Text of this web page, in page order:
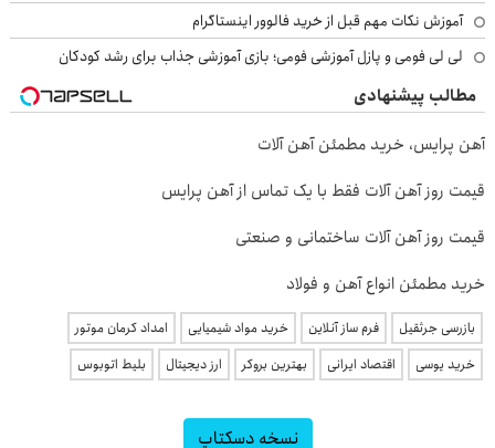
آموزش نکات مهم قبل از خرید فالوور اینستاگرام
لی لی فومی و پازل آموزشی فومی؛ بازی آموزشی جذاب برای رشد کودکان
مطالب پیشنهادی
آهن پرایس، خرید مطمئن آهن آلات
قیمت روز آهن آلات فقط با یک تماس از آهن پرایس
قیمت روز آهن آلات ساختمانی و صنعتی
خرید مطمئن انواع آهن و فولاد
بازرسی جرثقیل فرم ساز آنلاین خرید مواد شیمیایی
امداد کرمان موتور
خرید یوسی
اقتصاد ایرانی بهترین بروکر ارز دیجیتال بلیط اتوبوس
نسخه دسکتاپ